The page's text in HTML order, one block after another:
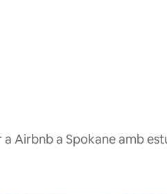
a Airbnb a Spokane amb